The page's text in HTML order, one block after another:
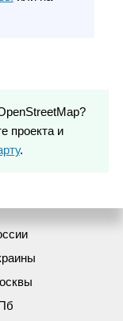
проекта и
.